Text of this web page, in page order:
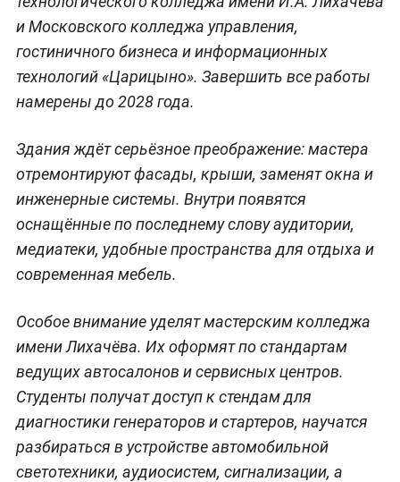
и Московского колледжа управления,
гостиничного бизнеса и информационных
технологий «Царицыно». Завершить все работы
намерены до 2028 года.
Здания ждёт серьёзное преображение: мастера
отремонтируют фасады, крыши, заменят окна и
инженерные системы. Внутри появятся
оснащённые по последнему слову аудитории,
медиатеки, удобные пространства для отдыха и
современная мебель.
Особое внимание уделят мастерским колледжа
имени Лихачёва. Их оформят по стандартам
ведущих автосалонов и сервисных центров.
Студенты получат доступ к стендам для
диагностики генераторов и стартеров, научатся
разбираться в устройстве автомобильной
светотехники, аудиосистем, сигнализации, а